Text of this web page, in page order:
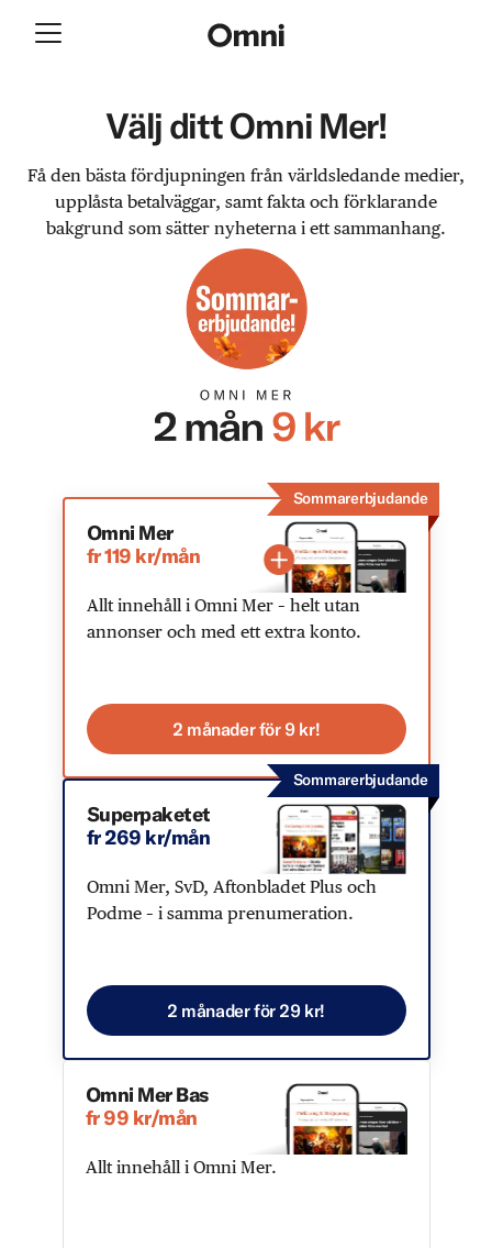
Välj ditt Omni Mer!
Få den bästa fördjupningen från världsledande medier,
upplåsta betalväggar, samt fakta och förklarande
bakgrund som sätter nyheterna i ett sammanhang.
Sommarerbjudande
Omni Mer
fr 119 kr/mån
Allt innehåll i Omni Mer – helt utan
annonser och med ett extra konto.
2 månader för 9 kr!
Sommarerbjudande
Superpaketet
fr 269 kr/mån
Omni Mer, SvD, Aftonbladet Plus och
Podme – i samma prenumeration.
2 månader för 29 kr!
Omni Mer Bas
fr 99 kr/mån
Allt innehåll i Omni Mer.